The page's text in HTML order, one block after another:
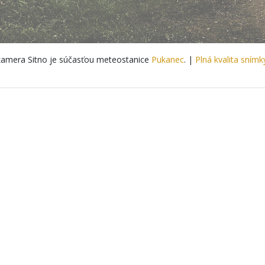
Sitno je súčasťou meteostanice Pukanec. | Plná kvalita